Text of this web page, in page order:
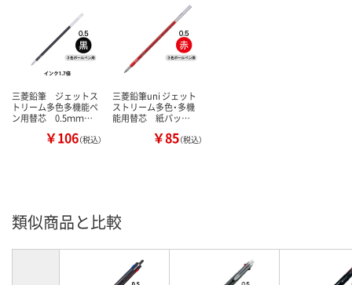
三菱鉛筆 ジェットス
トリーム多色多機能ペ
ン用替芯 0.5ｍｍ…
￥106（税込）
三菱鉛筆uni ジェット
ストリーム多色・多機
能用替芯 紙パッ…
￥85（税込）
類似商品と比較